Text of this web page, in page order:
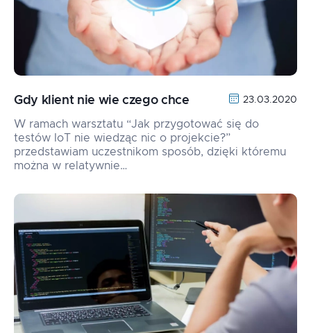
Gdy klient nie wie czego chce 23.03.2020
W ramach warsztatu “Jak przygotować się do
testów IoT nie wiedząc nic o projekcie?”
przedstawiam uczestnikom sposób, dzięki któremu
można w relatywnie…